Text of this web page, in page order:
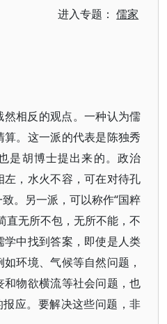
进入专题：儒家
然相反的观点。一种认为儒
。这一派的代表是陈独秀
是胡博士提出来的。政治
，水火不容，可在对待孔
。另一派，可以称作“国粹
直无所不包，无所不能，不
中找到答案，即使是人类
环境、气候等自然问题，
物欲横流等社会问题，也
应。要解决这些问题，非